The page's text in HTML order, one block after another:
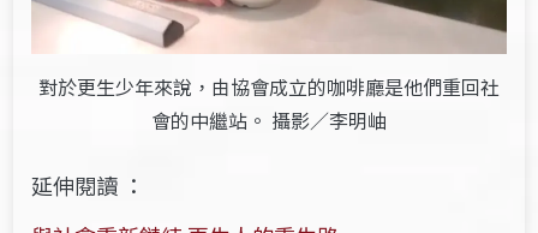
對於更生少年來說，由協會成立的咖啡廳是他們重回社
會的中繼站。 攝影／李明岫
延伸閱讀 ：